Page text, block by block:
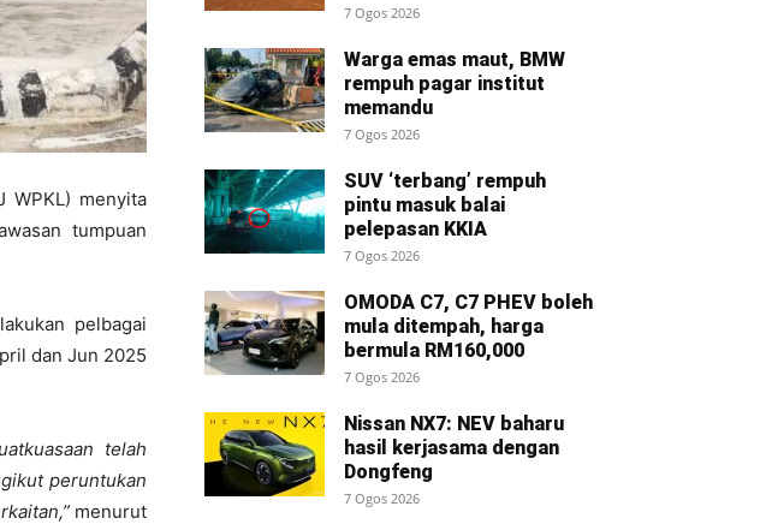
WPKL) menyita
tumpuan
pelbagai
dan Jun 2025
telah
peruntukan
menurut
7 Ogos 2026
Warga emas maut, BMW
rempuh pagar institut
memandu
7 Ogos 2026
SUV ‘terbang’ rempuh
pintu masuk balai
pelepasan KKIA
7 Ogos 2026
OMODA C7, C7 PHEV boleh
mula ditempah, harga
bermula RM160,000
7 Ogos 2026
Nissan NX7: NEV baharu
hasil kerjasama dengan
Dongfeng
7 Ogos 2026